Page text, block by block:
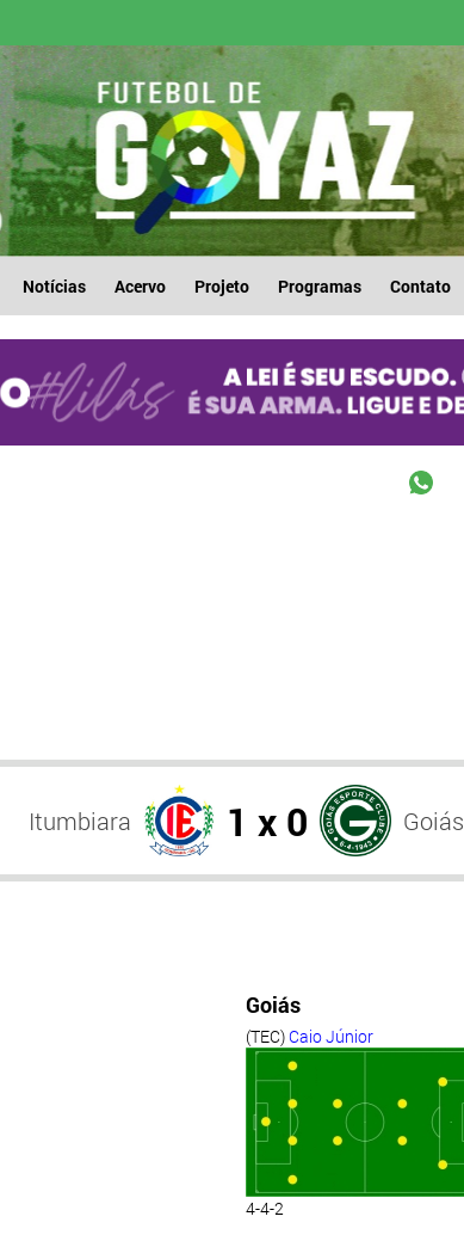
Notícias Acervo Projeto Programas Contato
Itumbiara 1 x 0 Goiás
Goiás
(TEC) Caio Júnior
4-4-2